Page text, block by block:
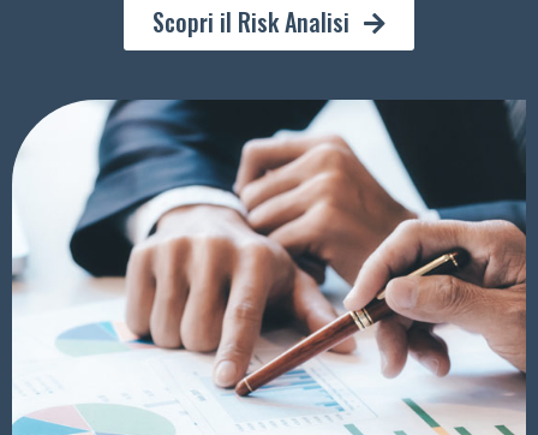
Scopri il Risk Analisi